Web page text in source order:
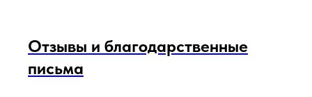
Отзывы и благодарственные
письма